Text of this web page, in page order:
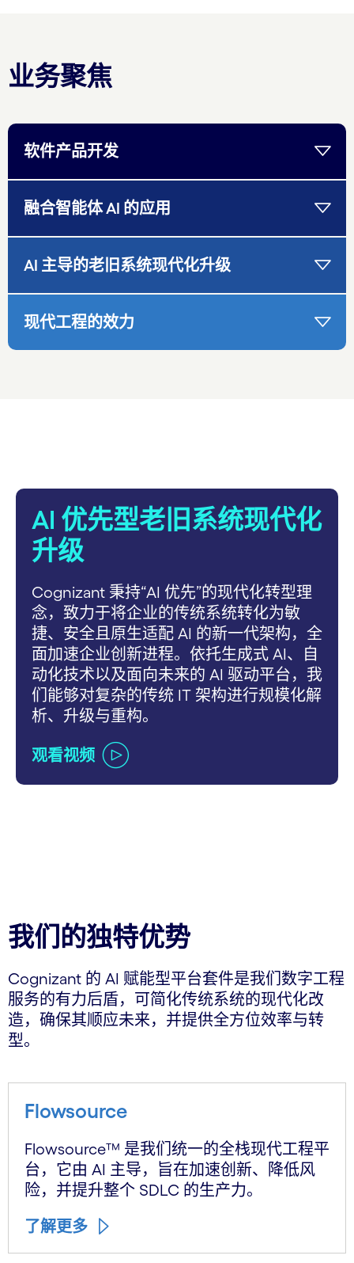
业务聚焦
软件产品开发
融合智能体 AI 的应用
AI 主导的老旧系统现代化升级
现代工程的效力
AI 优先型老旧系统现代化
升级
Cognizant 秉持“AI 优先”的现代化转型理
念，致力于将企业的传统系统转化为敏
捷、安全且原生适配 AI 的新一代架构，全
面加速企业创新进程。依托生成式 AI、自
动化技术以及面向未来的 AI 驱动平台，我
们能够对复杂的传统 IT 架构进行规模化解
析、升级与重构。
观看视频
我们的独特优势
Cognizant 的 AI 赋能型平台套件是我们数字工程
服务的有力后盾，可简化传统系统的现代化改
造，确保其顺应未来，并提供全方位效率与转
型。
Flowsource
Flowsource™ 是我们统一的全栈现代工程平
台，它由 AI 主导，旨在加速创新、降低风
险，并提升整个 SDLC 的生产力。
了解更多